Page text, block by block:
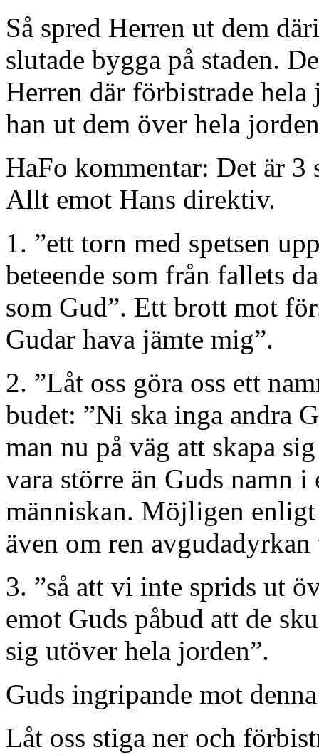
Så spred Herren ut dem
slutade bygga på staden.
Herren där förbistrade
han ut dem över hela
HaFo kommentar: Det är 3
Allt emot Hans direktiv.
1. ”ett torn med spetsen
beteende som från fallets
som Gud”. Ett brott mot
Gudar hava jämte mig”.
2. ”Låt oss göra oss ett
budet: ”Ni ska inga andra
man nu på väg att skapa
vara större än Guds namn
människan. Möjligen
även om ren
3. ”så att vi inte sprids ut
emot Guds påbud att de
sig utöver hela jorden”.
Guds ingripande mot
Låt oss stiga ner och